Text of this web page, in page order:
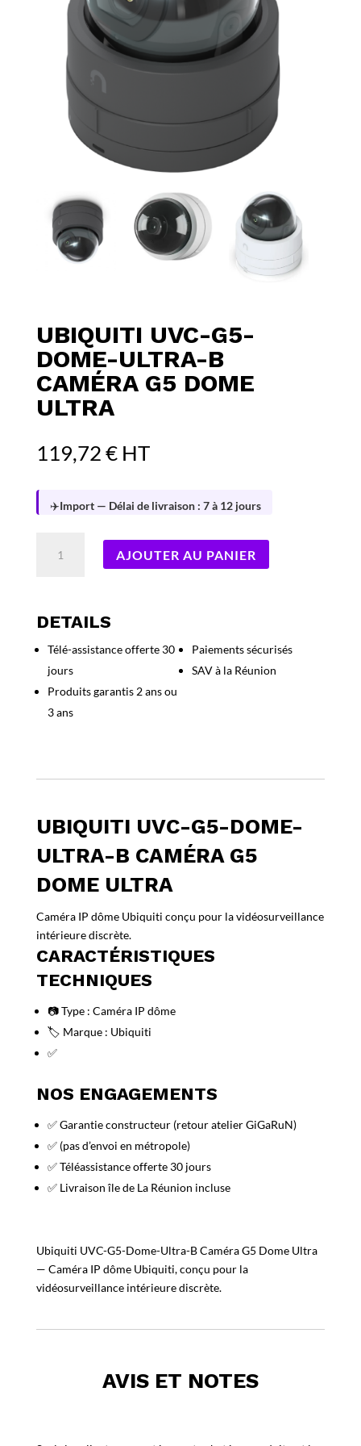
UBIQUITI UVC-G5-
DOME-ULTRA-B
CAMÉRA G5 DOME
ULTRA
119,72€ HT
✈️Import — Délai de livraison : 7 à 12 jours
G5-
Ultra-
Caméra
G5
AJOUTER AU PANIER
DETAILS
Télé-assistance offerte 30
jours
Produits garantis 2 ans ou
3 ans
Paiements sécurisés
SAV à la Réunion
UBIQUITI UVC-G5-DOME-
ULTRA-B CAMÉRA G5
DOME ULTRA
Caméra IP dôme Ubiquiti conçu pour la vidéosurveillance
intérieure discrète.
CARACTÉRISTIQUES
TECHNIQUES
📷 Type : Caméra IP dôme
🏷️ Marque : Ubiquiti
✅
NOS ENGAGEMENTS
✅ Garantie constructeur (retour atelier GiGaRuN)
✅ (pas d’envoi en métropole)
✅ Téléassistance offerte 30 jours
✅ Livraison île de La Réunion incluse
Ubiquiti UVC-G5-Dome-Ultra-B Caméra G5 Dome Ultra
— Caméra IP dôme Ubiquiti, conçu pour la
vidéosurveillance intérieure discrète.
AVIS ET NOTES